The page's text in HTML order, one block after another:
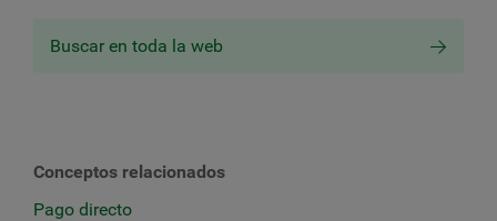
Buscar en toda la web
Conceptos relacionados
Pago directo